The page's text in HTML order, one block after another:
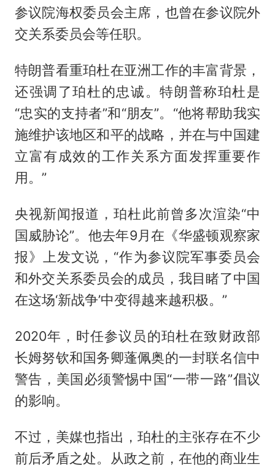
参议院海权委员会主席，也曾在参议院外
交关系委员会等任职。
特朗普看重珀杜在亚洲工作的丰富背景，
还强调了珀杜的忠诚。特朗普称珀杜是
“忠实的支持者”和“朋友”。“他将帮助我实
施维护该地区和平的战略，并在与中国建
立富有成效的工作关系方面发挥重要作
用。”
央视新闻报道，珀杜此前曾多次渲染“中
国威胁论”。他去年9月在《华盛顿观察家
报》上发文说，“作为参议院军事委员会
和外交关系委员会的成员，我目睹了中国
在这场‘新战争’中变得越来越积极。”
2020年，时任参议员的珀杜在致财政部
长姆努钦和国务卿蓬佩奥的一封联名信中
警告，美国必须警惕中国“一带一路”倡议
的影响。
不过，美媒也指出，珀杜的主张存在不少
前后矛盾之处。从政之前，在他的商业生